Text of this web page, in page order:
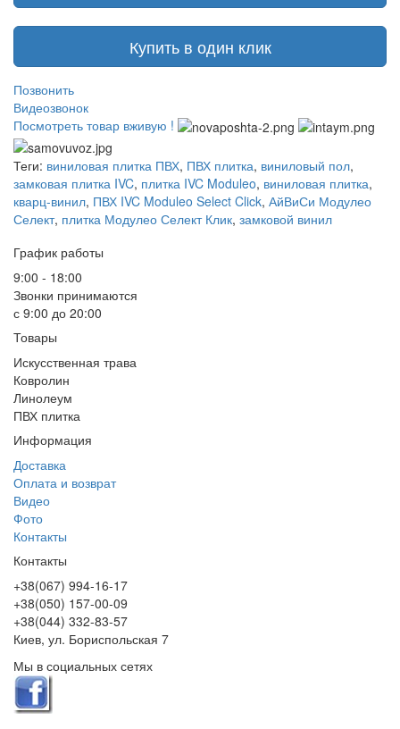
Купить в один клик
Позвонить
Видеозвонок
Посмотреть товар вживую !
Теги: виниловая плитка ПВХ, ПВХ плитка, виниловый пол,
замковая плитка IVC, плитка IVC Moduleo, виниловая плитка,
кварц-винил, ПВХ IVC Moduleo Select Click, АйВиСи Модулео
Селект, плитка Модулео Селект Клик, замковой винил
График работы
9:00 - 18:00
Звонки принимаются
с 9:00 до 20:00
Товары
Искусственная трава
Ковролин
Линолеум
ПВХ плитка
Информация
Доставка
Оплата и возврат
Видео
Фото
Контакты
Контакты
+38(067) 994-16-17
+38(050) 157-00-09
+38(044) 332-83-57
Киев, ул. Бориспольская 7
Мы в социальных сетях